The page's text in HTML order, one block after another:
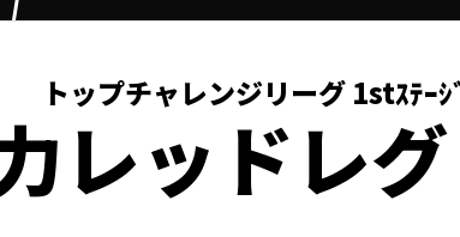
トップチャレンジリーグ 1stｽﾃｰｼﾞ
レッドレ